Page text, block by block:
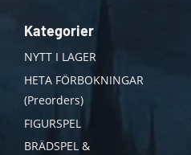
Kategorier
NYTT I LAGER
HETA FÖRBOKNINGAR
(Preorders)
FIGURSPEL
BRÄDSPEL &